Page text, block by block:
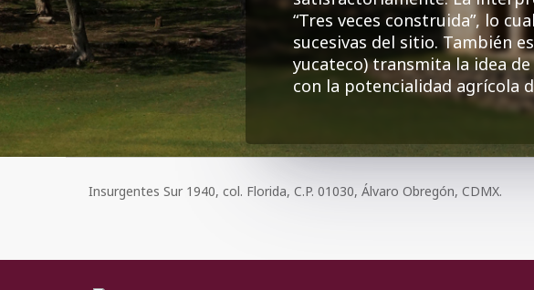
“Tres veces construida”, lo
sucesivas del sitio. También
yucateco) transmita la idea
con la potencialidad agrícola
Insurgentes Sur 1940, col. Florida, C.P. 01030, Álvaro Obregón, CDMX.